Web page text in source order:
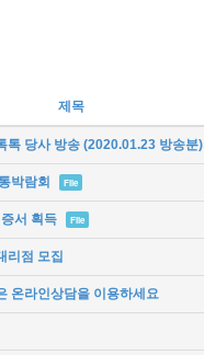
제목
톡 당사 방송 (2020.01.23 방송분)
박람회 File
서 획득 File
리점 모집
온라인상담을 이용하세요